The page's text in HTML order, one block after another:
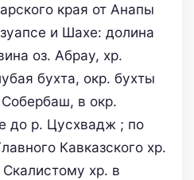
края от Анапы
и Шахе: долина
оз. Абрау, хр.
бухта, окр. бухты
в окр.
до р. Цусхвадж ; по
Кавказского хр.
хр. в